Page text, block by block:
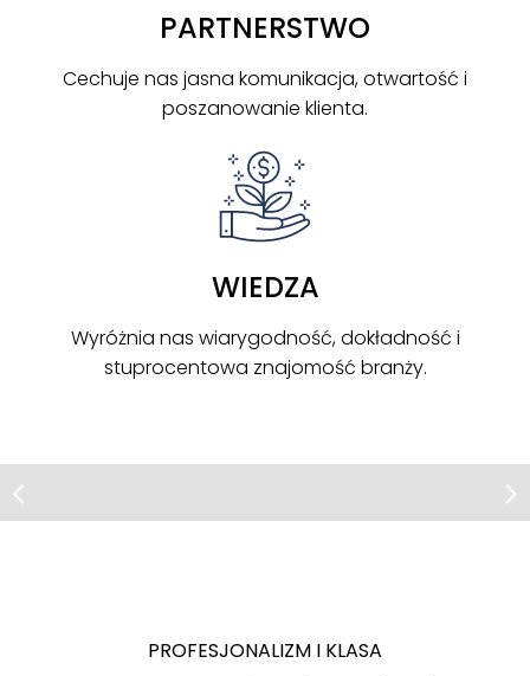
PARTNERSTWO
Cechuje nas jasna komunikacja, otwartość i
poszanowanie klienta.
WIEDZA
Wyróżnia nas wiarygodność, dokładność i
stuprocentowa znajomość branży.
Mieszkanie | Sprzedaż
España
Luksusowe apartamenty z
Marbella
Nowoczesne apartamenty z
PROFESJONALIZM I KLASA